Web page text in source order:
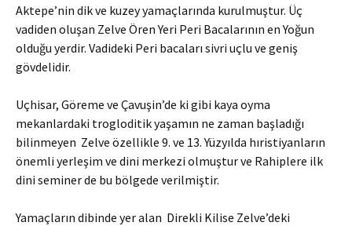
Aktepe’nin dik ve kuzey yamaçlarında kurulmuştur. Üç
vadiden oluşan Zelve Ören Yeri Peri Bacalarının en Yoğun
olduğu yerdir. Vadideki Peri bacaları sivri uçlu ve geniş
gövdelidir.
Uçhisar, Göreme ve Çavuşin’de ki gibi kaya oyma
mekanlardaki trogloditik yaşamın ne zaman başladığı
bilinmeyen Zelve özellikle 9. ve 13. Yüzyılda hıristiyanların
önemli yerleşim ve dini merkezi olmuştur ve Rahiplere ilk
dini seminer de bu bölgede verilmiştir.
Yamaçların dibinde yer alan Direkli Kilise Zelve’deki